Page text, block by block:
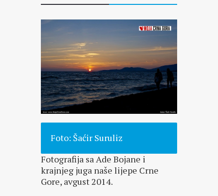
Foto: Šaćir Suruliz
Fotografija sa Ade Bojane i
krajnjeg juga naše lijepe Crne
Gore, avgust 2014.